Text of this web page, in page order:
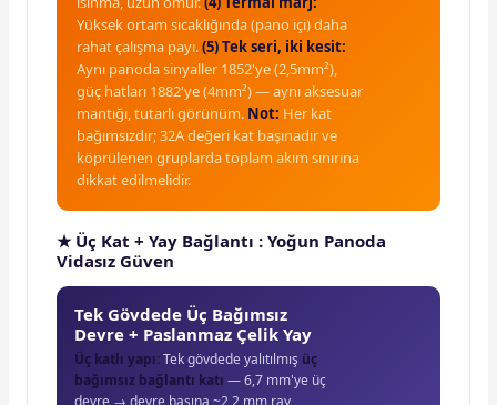
Yüksek ortam sıcaklığında (pano içi) daha
rahat çalışma payı.(5) Tek seri, iki kesit:
Aynı panoda sinyaller 1852'ye (2,5mm²),
güç hatları 1882'ye (4mm²) — aynı aksesuar
mantığı, tutarlı görünüm. Not: Her kat
bağımsızdır; 32A değeri kat başınadır ve
köprülenen gruplarda toplam akım sınırına
dikkat edilmelidir.
★ Üç Kat + Yay Bağlantı : Yoğun Panoda
Vidasız Güven
Tek Gövdede Üç Bağımsız
Devre + Paslanmaz Çelik Yay
Üç katlı yapı:Tek gövdede yalıtılmış üç
bağımsız bağlantı katı — 6,7 mm'ye üç